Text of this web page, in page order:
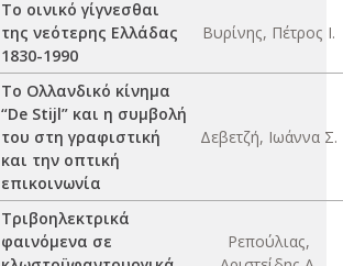
Το οινικό γίγνεσθαι
της νεότερης Ελλάδας
1830-1990
Βυρίνης, Πέτρος Ι.
Το Ολλανδικό κίνημα
“De Stijl” και η συμβολή
του στη γραφιστική
και την οπτική
επικοινωνία
Δεβετζή, Ιωάννα Σ.
Τριβοηλεκτρικά
φαινόμενα σε
Ρεπούλιας,